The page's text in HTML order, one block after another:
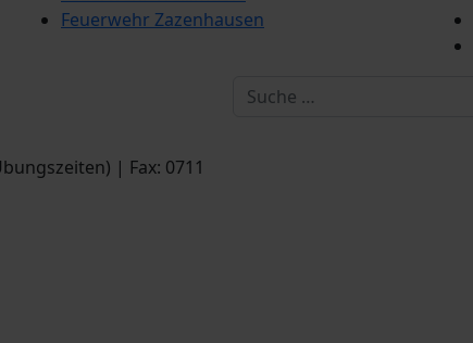
Feuerwehr Zazenhausen
| Fax: 0711
Suchen